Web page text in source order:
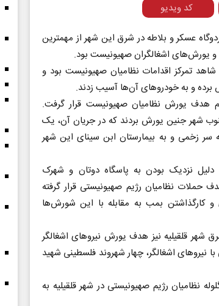
کد ویدیو
نابلس و ۲ اردوگاه عسکر و بلاطه در شرق این شهر از مهمترین
و یورش‌های اشغالگران صهیونیست بود.
شاهد تمرکز اقدامات نظامیان صهیونیست بود و
و به خودرو‌های آن‌ها آسیب زدند.
هدف یورش نظامیان صهیونیست قرار گرفت.
شهر جنین یورش بردند که در جریان آن، یک
سر زخمی و به بیمارستان ابن سینای این شهر
این شهر از ۱۵ مهر به دلیل نزدیک بودن به پاسگاه دوتان و شهرک
نظامیان رژیم صهیونیستی قرار گرفته
و کارگذاشتن بمب به مقابله با این شورش‌ها
شهر قلقیلیه نیز هدف یورش نیرو‌های اشغالگر
نیرو‌های اشغالگر، چهار شهروند فلسطینی شهید
به ضرب گلوله نظامیان رژیم صهیونیستی در شهر قلقیلیه به